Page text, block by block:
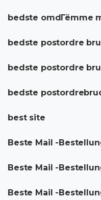
bedste omdГёmme
bedste postordre
bedste postordre
bedste
best site
Beste Mail -
Beste Mail -
Beste Mail -